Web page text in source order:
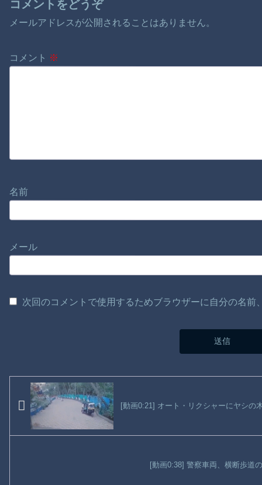
コメントをどうぞ
メールアドレスが公開されることはありません。
コメント ※
名前
メール
次回のコメントで使用するためブラウザーに自分の名
[動画0:21] オート・リクシャーにヤシの
[動画0:38] 警察車両、横断歩道